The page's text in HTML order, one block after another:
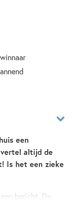
een
altijd de
Is het een zieke
bericht. De